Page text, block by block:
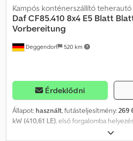
Deggendorf 520 km
Kampós konténerszállító teherautó
DafCF85.410 8x4 E5 Blatt
Vorbereitung
Érdeklődni
Állapot: használt, futásteljesítmény:269
kW (410,61 LE), első forgalomba
, saját tömeg: